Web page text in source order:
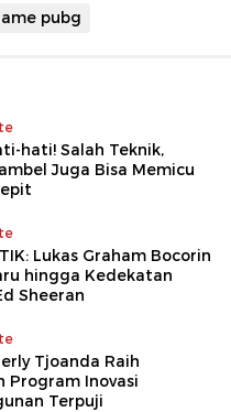
pubg
hati! Salah Teknik,
Juga Bisa Memicu
Lukas Graham Bocorin
hingga Kedekatan
Sheeran
Tjoanda Raih
Program Inovasi
Terpuji